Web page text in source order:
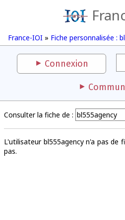
France-IOI » Fiche personnalisée :
Connexion
Consulter la fiche de :
L'utilisateur bl555agency n'a pas de
pas.